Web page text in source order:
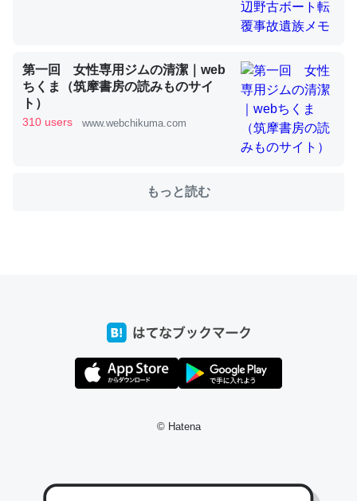
ウチもEchoを実家に置いて４年。でたまに覗いてる。ぼ
ちぼちRingも置こうかと画策中。あと、Googleマップで
これ見て生きてるなって分かる。
─たまにLINEするくらいだった遠方の父67歳と僕。ITツール導入で
コミュニケーションが劇的に変化した｜tayorini by LIFULL介護
たいなのでネット環境作ったけどAlexaしか使わないので
34
第一回 女性専用ジムの清潔｜web
ちくま（筑摩書房の読みものサイ
ト）
310 users www.webchikuma.com
もっと読む
© Hatena